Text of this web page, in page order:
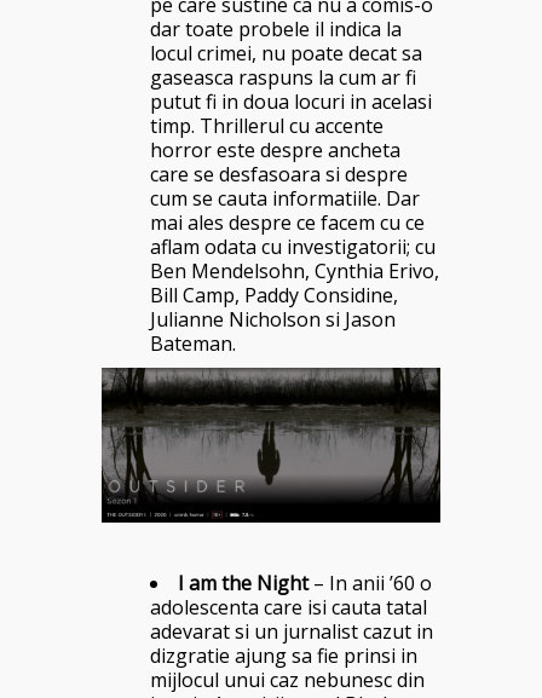
dar toate probele il indica la
locul crimei, nu poate decat sa
gaseasca raspuns la cum ar fi
putut fi in doua locuri in acelasi
timp. Thrillerul cu accente
horror este despre ancheta
care se desfasoara si despre
cum se cauta informatiile. Dar
mai ales despre ce facem cu ce
aflam odata cu investigatorii; cu
Ben Mendelsohn, Cynthia Erivo,
Bill Camp, Paddy Considine,
Julianne Nicholson si Jason
Bateman.
I am the Night– In anii ’60 o
adolescenta care isi cauta tatal
adevarat si un jurnalist cazut in
dizgratie ajung sa fie prinsi in
mijlocul unui caz nebunesc din